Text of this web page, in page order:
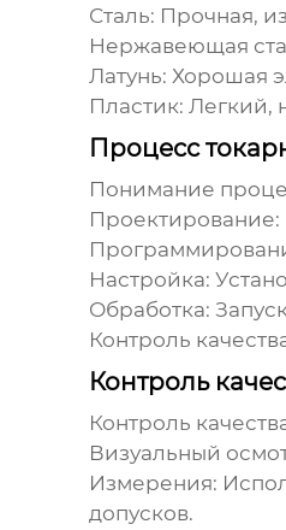
Сталь: Прочная,
Нержавеющая
Латунь: Хорошая
Пластик: Легкий,
Процесс
Понимание
Проектирование:
Настройка:
Обработка:
Контроль
Контроль
Контроль
Визуальный
Измерения:
допусков.